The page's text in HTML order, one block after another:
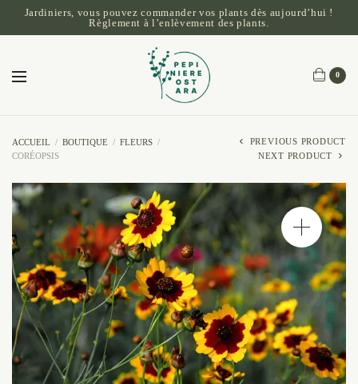
Jardiniers, vous pouvez commander vos plants dès aujourd’hui !
Règlement à l’enlèvement des plants.
0
ACCUEIL / BOUTIQUE / FLEURS /
CORÉOPSIS
PREVIOUS PRODUCT
NEXT PRODUCT